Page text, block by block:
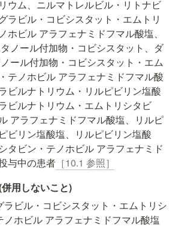
ウム、ニルマトレルビル・リトナビ
ラビル・コビシスタット・エムトリ
ホビル アラフェナミドフマル酸塩、
ノール付加物・コビシスタット、ダ
ール付加物・コビシスタット・エム
テノホビル アラフェナミドフマル酸
ビルナトリウム・リルピビリン塩酸
ビルナトリウム・エムトリシタビ
アラフェナミドフマル酸塩、リルピ
ビリン塩酸塩、リルピビリン塩酸
タビン・テノホビル アラフェナミド
与中の患者 ［10.1 参照］
用しないこと)
ラビル・コビシスタット・エムトリシ
ノホビル アラフェナミドフマル酸塩